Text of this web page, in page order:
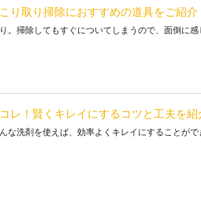
り取り掃除におすすめの道具をご紹介
。掃除してもすぐについてしまうので、面倒に感
レ！賢くキレイにするコツと工夫を紹
な洗剤を使えば、効率よくキレイにすることがで